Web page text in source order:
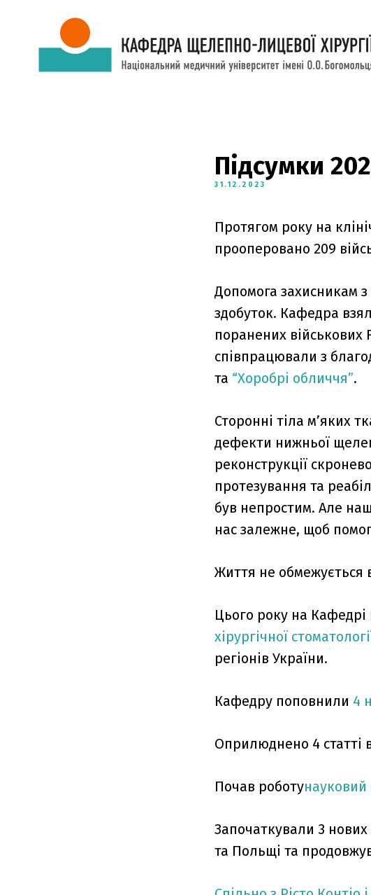
Підсумки
31.12.2023
Протягом року на
прооперовано 209
Допомога захисникам
здобуток. Кафедра
поранених військових
співпрацювали з
та “Хоробрі обличчя”.
Сторонні тіла м’яких
дефекти нижньої
реконструкції
протезування та
був непростим. Але
нас залежне, щоб
Життя не обмежується
Цього року на Кафедрі
хірургічної
регіонів України.
Кафедру поповнили 4
Оприлюднено 4 статті
Почав роботунауковий
Започаткували 3
та Польщі та